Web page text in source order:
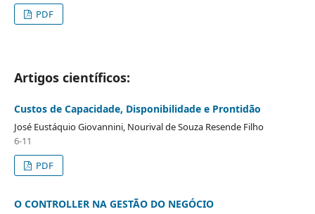
PDF
Artigos científicos:
Custos de Capacidade, Disponibilidade e Prontidão
José Eustáquio Giovannini, Nourival de Souza Resende Filho
6-11
PDF
O CONTROLLER NA GESTÃO DO NEGÓCIO